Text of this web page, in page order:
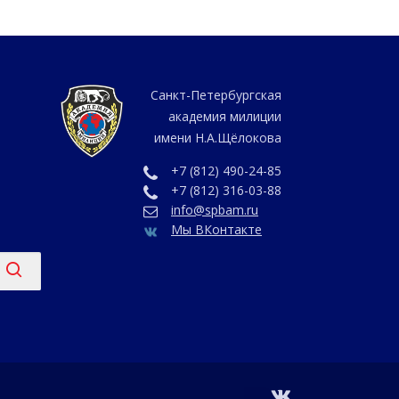
Санкт-Петербургская
академия милиции
имени Н.А.Щёлокова
+7 (812) 490-24-85
+7 (812) 316-03-88
info@spbam.ru
Мы ВКонтакте
vk